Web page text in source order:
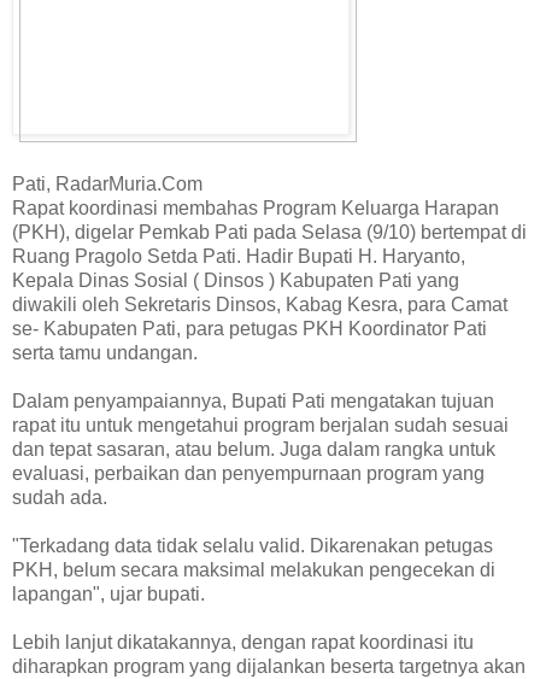
Pati, RadarMuria.Com
Rapat koordinasi membahas Program Keluarga Harapan
(PKH), digelar Pemkab Pati pada Selasa (9/10) bertempat di
Ruang Pragolo Setda Pati. Hadir Bupati H. Haryanto,
Kepala Dinas Sosial ( Dinsos ) Kabupaten Pati yang
diwakili oleh Sekretaris Dinsos, Kabag Kesra, para Camat
se- Kabupaten Pati, para petugas PKH Koordinator Pati
serta tamu undangan.
Dalam penyampaiannya, Bupati Pati mengatakan tujuan
rapat itu untuk mengetahui program berjalan sudah sesuai
dan tepat sasaran, atau belum. Juga dalam rangka untuk
evaluasi, perbaikan dan penyempurnaan program yang
sudah ada.
"Terkadang data tidak selalu valid. Dikarenakan petugas
PKH, belum secara maksimal melakukan pengecekan di
lapangan", ujar bupati.
Lebih lanjut dikatakannya, dengan rapat koordinasi itu
diharapkan program yang dijalankan beserta targetnya akan